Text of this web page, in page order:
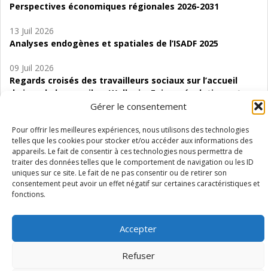
Gérer le consentement
Pour offrir les meilleures expériences, nous utilisons des technologies
telles que les cookies pour stocker et/ou accéder aux informations des
appareils. Le fait de consentir à ces technologies nous permettra de
traiter des données telles que le comportement de navigation ou les ID
uniques sur ce site. Le fait de ne pas consentir ou de retirer son
consentement peut avoir un effet négatif sur certaines caractéristiques et
fonctions.
Accepter
Refuser
Perspectives économiques régionales 2026-2031
13 Juil 2026
Analyses endogènes et spatiales de l’ISADF 2025
09 Juil 2026
Regards croisés des travailleurs sociaux sur l’accueil
de jour de bas seuil en Wallonie. Enjeux, évolutions et
06 Juil 2026
Étude d’évaluabilité des Structures
d’accompagnement à l’autocréation d’emploi (SAACE)
01 Juil 2026
Pénurie du personnel infirmier :quels indicateurs
Wallonie ?